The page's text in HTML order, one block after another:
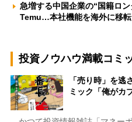
急増する中国企業の“国籍ロ
Temu…本社機能を海外に移
投資ノウハウ満載コミ
「売り時」を
ミック「俺がカ